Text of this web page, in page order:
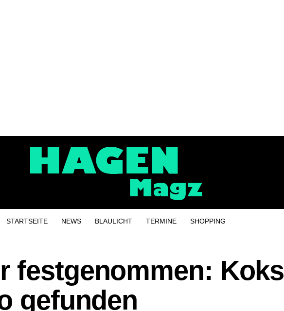
STARTSEITE NEWS BLAULICHT TERMINE SHOPPING
festgenommen: Koks
gefunden